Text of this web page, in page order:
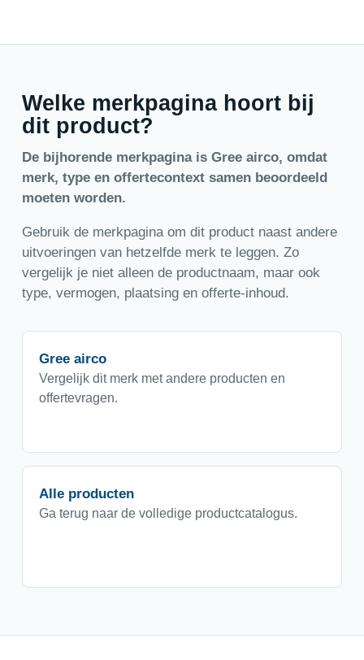
Welke merkpagina hoort bij
dit product?
De bijhorende merkpagina is Gree airco, omdat
merk, type en offertecontext samen beoordeeld
moeten worden.
Gebruik de merkpagina om dit product naast andere
uitvoeringen van hetzelfde merk te leggen. Zo
vergelijk je niet alleen de productnaam, maar ook
type, vermogen, plaatsing en offerte-inhoud.
Gree airco
Vergelijk dit merk met andere producten en
offertevragen.
Alle producten
Ga terug naar de volledige productcatalogus.